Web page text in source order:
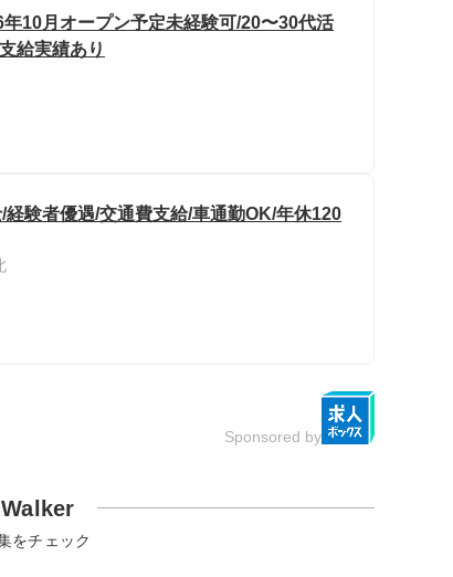
10月オープン予定未経験可/20〜30代活
給実績あり
験者優遇/交通費支給/車通勤OK/年休120
Sponsored by
をチェック